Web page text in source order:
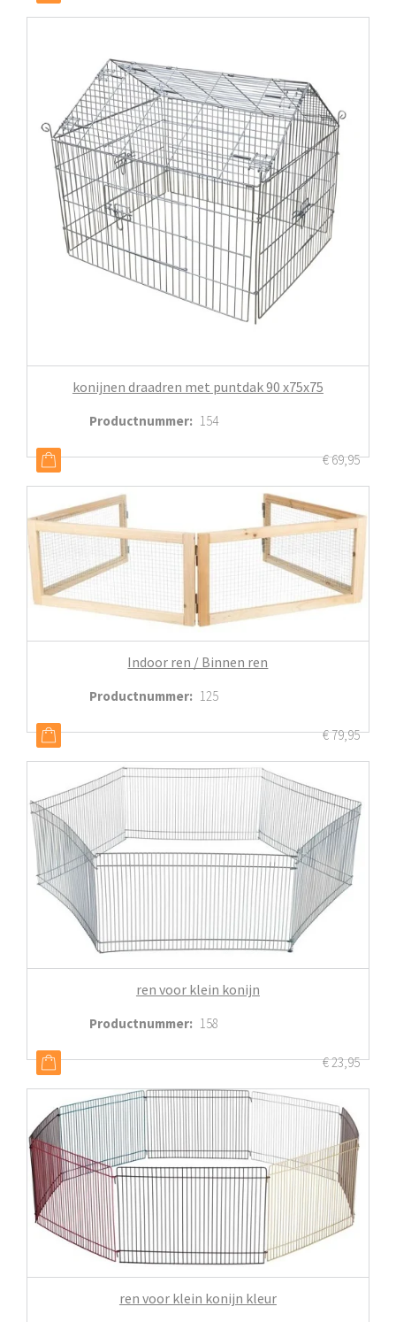
konijnen draadren met puntdak 90 x75x75
Productnummer: 154
€69,95
Indoor ren / Binnen ren
Productnummer: 125
€79,95
ren voor klein konijn
Productnummer: 158
€23,95
ren voor klein konijn kleur